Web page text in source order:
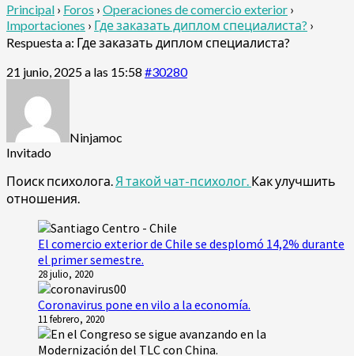
Principal › Foros › Operaciones de comercio exterior ›
Importaciones › Где заказать диплом специалиста? ›
Respuesta a: Где заказать диплом специалиста?
21 junio, 2025 a las 15:58 #30280
Ninjamoc
Invitado
Поиск психолога. Я такой чат-психолог. Как улучшить
отношения.
El comercio exterior de Chile se desplomó 14,2% durante
el primer semestre.
28 julio, 2020
Coronavirus pone en vilo a la economía.
11 febrero, 2020